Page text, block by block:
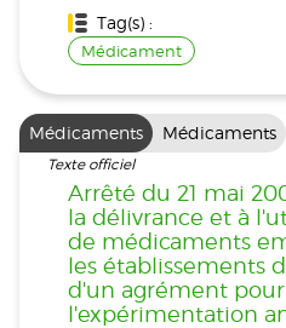
Tag(s) :
Médicament
Médicaments Médicaments
Texte officiel
Arrêté du 21 mai
la délivrance et à
de médicaments
les établissements
d'un agrément
l'expérimentation